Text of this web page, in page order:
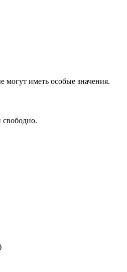
могут иметь особые значения.
свободно.